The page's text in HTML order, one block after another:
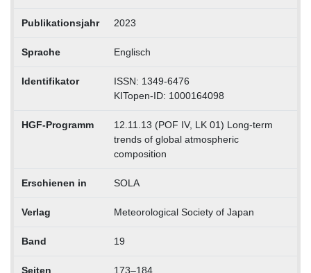
Publikationsjahr 2023
Sprache Englisch
Identifikator
ISSN: 1349-6476
KITopen-ID: 1000164098
HGF-Programm
12.11.13 (POF IV, LK 01) Long-term
trends of global atmospheric
composition
Erschienen in SOLA
Verlag Meteorological Society of Japan
Band 19
Seiten 173–184